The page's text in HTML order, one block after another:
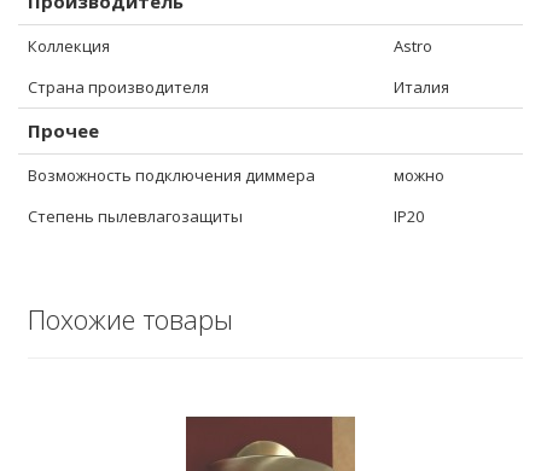
Коллекция
Astro
Страна производителя
Италия
Прочее
Возможность подключения диммера
можно
Степень пылевлагозащиты
IP20
Похожие товары